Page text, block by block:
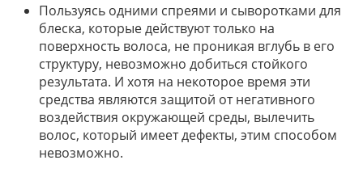
Пользуясь одними спреями и сыворотками для
блеска, которые действуют только на
поверхность волоса, не проникая вглубь в его
структуру, невозможно добиться стойкого
результата. И хотя на некоторое время эти
средства являются защитой от негативного
воздействия окружающей среды, вылечить
волос, который имеет дефекты, этим способом
невозможно.